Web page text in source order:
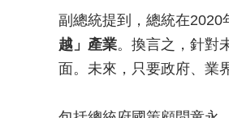
副總統提到，總統在2020
越」產業。換言之，針對
面。未來，只要政府、業